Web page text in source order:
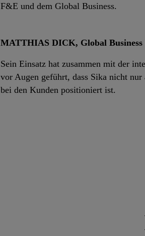
F&E und dem Global Business.
MATTHIAS DICK, Global Business
Sein Einsatz hat zusammen mit der
vor Augen geführt, dass Sika nicht
bei den Kunden positioniert ist.